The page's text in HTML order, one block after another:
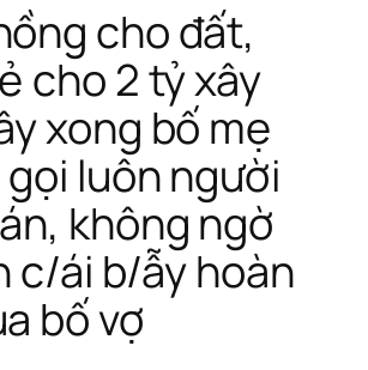
cho đất,
cho 2 tỷ xây
xong bố mẹ
luôn người
không ngờ
c/ái b/ẫy hoàn
bố vợ